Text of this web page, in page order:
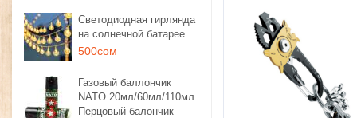
Светодиодная гирлянда
на солнечной батарее
500сом
Газовый баллончик
NATO 20мл/60мл/110мл
Перцовый балончик